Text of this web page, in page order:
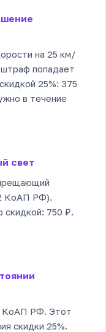
на 25 км/
попадает
25%: 375
в течение
свет
КоАП РФ).
750 ₽.
КоАП РФ. Этот
скидки 25%.